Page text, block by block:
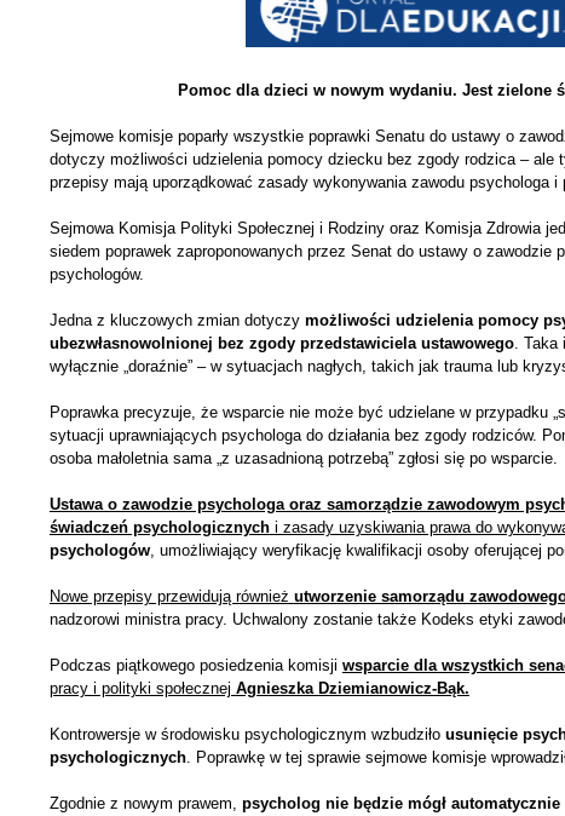
Pomoc dla dzieci w nowym wydaniu. Jest zielone
Sejmowe komisje poparły wszystkie poprawki Senatu do ustawy o
dotyczy możliwości udzielenia pomocy dziecku bez zgody rodzica –
przepisy mają uporządkować zasady wykonywania zawodu psychologa i
Sejmowa Komisja Polityki Społecznej i Rodziny oraz Komisja Zdrowia
siedem poprawek zaproponowanych przez Senat do ustawy o zawodzie
psychologów.
Jedna z kluczowych zmian dotyczy możliwości udzielenia pomocy
ubezwłasnowolnionej bez zgody przedstawiciela ustawowego. Taka
wyłącznie „doraźnie” – w sytuacjach nagłych, takich jak trauma lub
Poprawka precyzuje, że wsparcie nie może być udzielane w przypadku
sytuacji uprawniających psychologa do działania bez zgody rodziców.
osoba małoletnia sama „z uzasadnioną potrzebą” zgłosi się po wsparcie.
Ustawa o zawodzie psychologa oraz samorządzie zawodowym
świadczeń psychologicznychi zasady uzyskiwania prawa do
psychologów, umożliwiający weryfikację kwalifikacji osoby oferującej
Nowe przepisy przewidują również utworzenie samorządu
nadzorowi ministra pracy. Uchwalony zostanie także Kodeks etyki
Podczas piątkowego posiedzenia komisji wsparcie dla wszystkich
pracy i polityki społecznej Agnieszka Dziemianowicz-Bąk.
Kontrowersje w środowisku psychologicznym wzbudziło usunięcie
psychologicznych. Poprawkę w tej sprawie sejmowe komisje
Zgodnie z nowym prawem, psycholog nie będzie mógł